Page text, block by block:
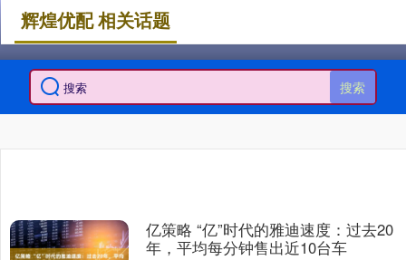
搜索
辉煌优配 相关话题
亿策略 “亿”时代的雅迪速度：过去20
年，平均每分钟售出近10台车